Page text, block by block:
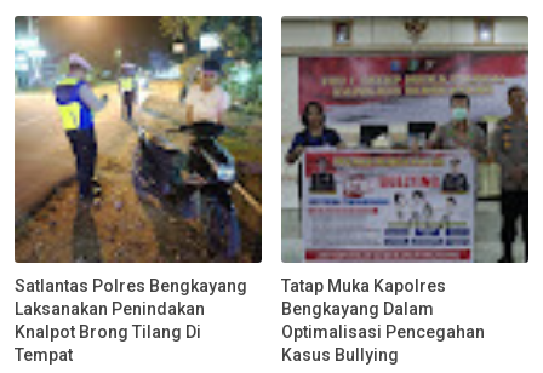
Satlantas Polres Bengkayang
Laksanakan Penindakan
Knalpot Brong Tilang Di
Tempat
Tatap Muka Kapolres
Bengkayang Dalam
Optimalisasi Pencegahan
Kasus Bullying